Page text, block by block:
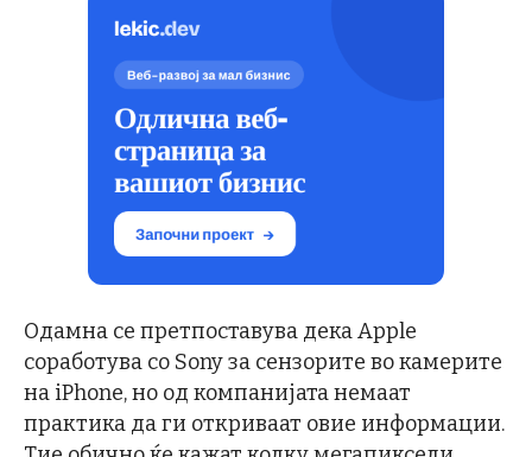
Одамна се претпоставува дека Apple
соработува со Sony за сензорите во камерите
на iPhone, но од компанијата немаат
практика да ги откриваат овие информации.